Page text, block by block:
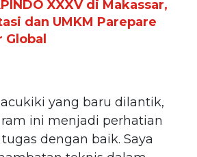
XXXV di Makassar,
dan UMKM Parepare
yang baru dilantik,
ini menjadi perhatian
dengan baik. Saya